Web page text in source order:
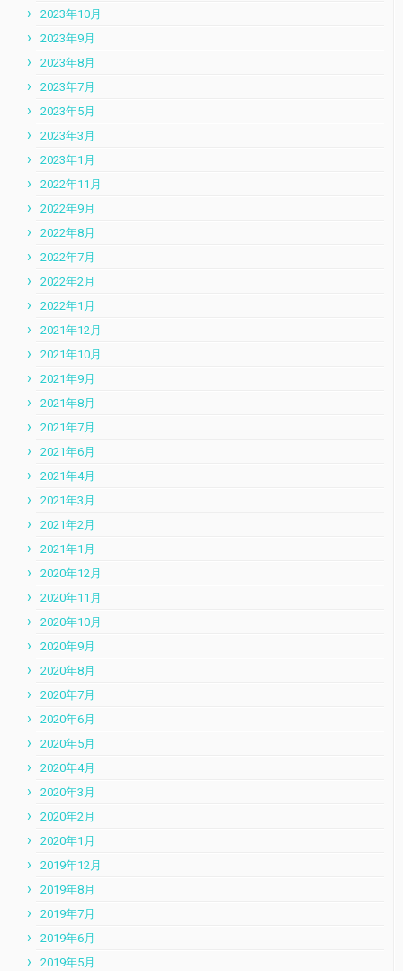
2023年10月
2023年9月
2023年8月
2023年7月
2023年5月
2023年3月
2023年1月
2022年11月
2022年9月
2022年8月
2022年7月
2022年2月
2022年1月
2021年12月
2021年10月
2021年9月
2021年8月
2021年7月
2021年6月
2021年4月
2021年3月
2021年2月
2021年1月
2020年12月
2020年11月
2020年10月
2020年9月
2020年8月
2020年7月
2020年6月
2020年5月
2020年4月
2020年3月
2020年2月
2020年1月
2019年12月
2019年8月
2019年7月
2019年6月
2019年5月